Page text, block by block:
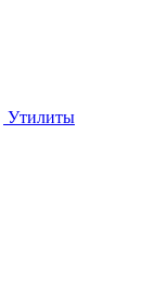
Утилиты